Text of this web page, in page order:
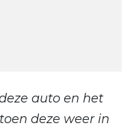
auto en het
deze weer in